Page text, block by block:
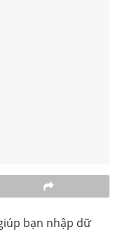
bạn nhập dữ